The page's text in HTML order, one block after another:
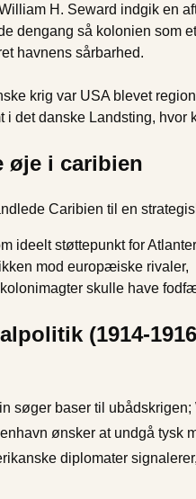
H. Seward indgik en
dengang så kolonien som
havnens sårbarhed.
krig var USA blevet
det danske Landsting,
øje i caribien
Caribien til en
ideelt støttepunkt for
mod europæiske rivaler,
skulle have
(1914-
søger baser til
ønsker at undgå tysk
diplomater